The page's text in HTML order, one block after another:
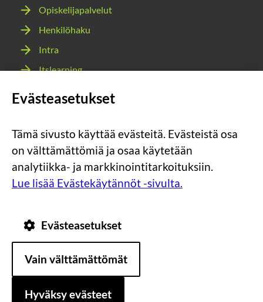
Opiskelijapalvelut
Henkilöhaku
Intra
Itslearning
Sosiaalinen
media:
instagram
Sosiaalinen
media:
facebook
Sosiaalinen
media:
youtube
Sosiaalinen
media:
snapchat
Tietosuoja
Evästeasetukset
Tämä sivusto käyttää evästeitä. Evästeistä osa
on välttämättömiä ja osaa käytetään
analytiikka- ja markkinointitarkoituksiin.
Lue lisää Evästekäytännöt -sivulta.
Evästeasetukset
Vain välttämättömät
Hyväksy evästeet